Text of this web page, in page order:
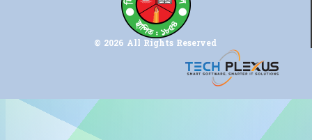
© 2026 All Rights Reserved